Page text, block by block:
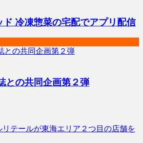
ド 冷凍惣菜の宅配でアプリ配信
との共同企画第２弾